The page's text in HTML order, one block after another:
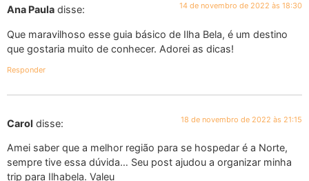
Ana Paula disse: 14 de novembro de 2022 às 18:30
Que maravilhoso esse guia básico de Ilha Bela, é um destino
que gostaria muito de conhecer. Adorei as dicas!
Responder
Carol disse: 18 de novembro de 2022 às 21:15
Amei saber que a melhor região para se hospedar é a Norte,
sempre tive essa dúvida… Seu post ajudou a organizar minha
trip para Ilhabela. Valeu